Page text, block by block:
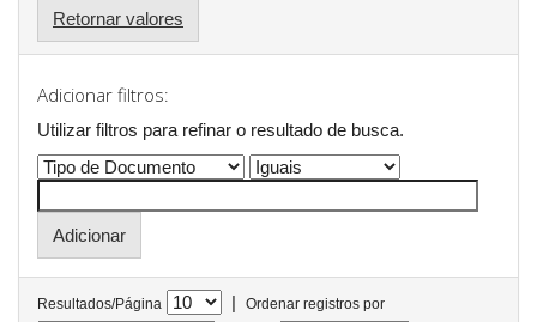
Retornar valores
Adicionar filtros:
Utilizar filtros para refinar o resultado de busca.
Resultados/Página |
Ordenar registros por